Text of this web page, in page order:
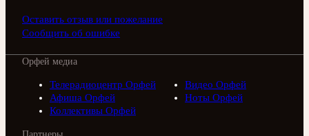
Оставить отзыв или пожелание
Сообщить об ошибке
Орфей медиа
Телерадиоцентр Орфей
Видео Орфей
Афиша Орфей
Ноты Орфей
Коллективы Орфей